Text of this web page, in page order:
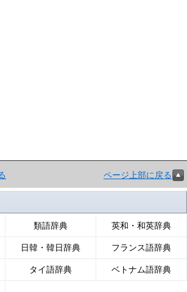
ページ上部に戻る
類語辞典 英和・和英辞典
日韓・韓日辞典 フランス語辞典
タイ語辞典 ベトナム語辞典